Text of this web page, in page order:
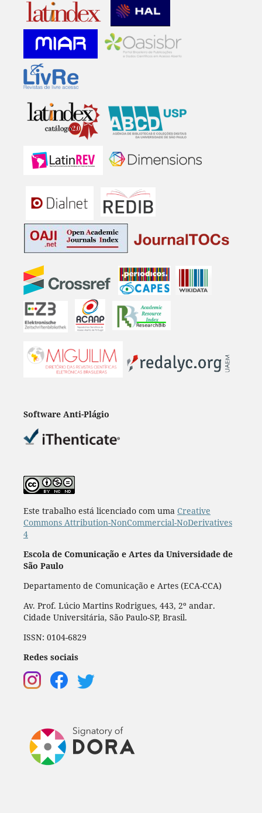
Software Anti-Plágio
Este trabalho está licenciado com uma Creative
Commons Attribution-NonCommercial-NoDerivatives
4
Escola de Comunicação e Artes da Universidade de
São Paulo
Departamento de Comunicação e Artes (ECA-CCA)
Av. Prof. Lúcio Martins Rodrigues, 443, 2º andar.
Cidade Universitária, São Paulo-SP, Brasil.
ISSN: 0104-6829
Redes sociais